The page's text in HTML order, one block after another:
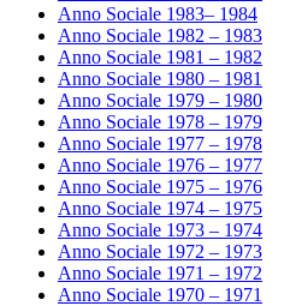
Anno Sociale 1983– 1984
Anno Sociale 1982 – 1983
Anno Sociale 1981 – 1982
Anno Sociale 1980 – 1981
Anno Sociale 1979 – 1980
Anno Sociale 1978 – 1979
Anno Sociale 1977 – 1978
Anno Sociale 1976 – 1977
Anno Sociale 1975 – 1976
Anno Sociale 1974 – 1975
Anno Sociale 1973 – 1974
Anno Sociale 1972 – 1973
Anno Sociale 1971 – 1972
Anno Sociale 1970 – 1971